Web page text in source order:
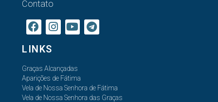
Contato
LINKS
Graças Alcançadas
Aparições de Fátima
Vela de Nossa Senhora de Fátima
Vela de Nossa Senhora das Graças